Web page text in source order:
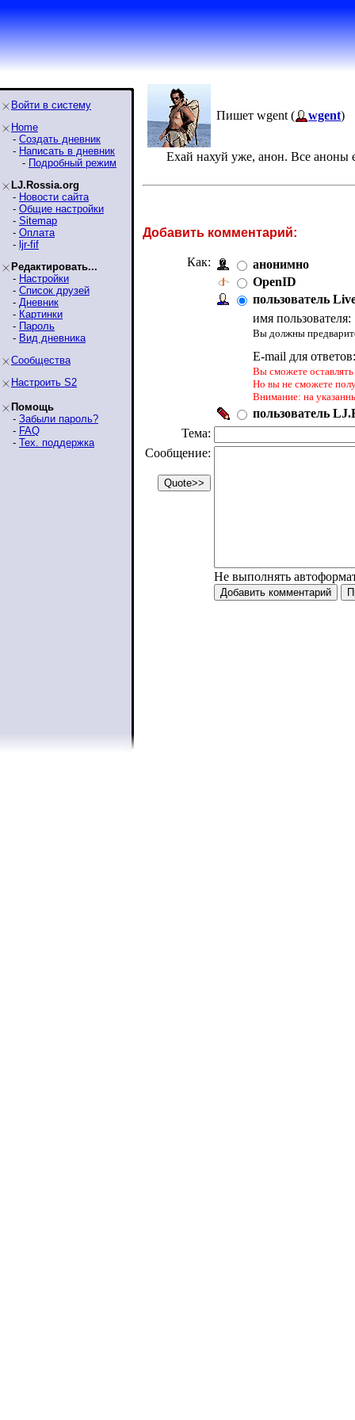
Войти в систему
Home
- Создать дневник
- Написать в дневник
- Подробный режим
LJ.Rossia.org
- Новости сайта
- Общие настройки
- Sitemap
- Оплата
- ljr-fif
Редактировать...
- Настройки
- Список друзей
- Дневник
- Картинки
- Пароль
- Вид дневника
Сообщества
Настроить S2
Помощь
- Забыли пароль?
- FAQ
- Тех. поддержка
Пишет wgent ( wgent)
Ехай нахуй уже, анон. Все аноны
Добавить комментарий:
Как:
анонимно
OpenID
пользователь
имя пользователя:
Вы должны
E-mail для
Вы сможете
Но вы не сможете
Внимание: на
пользователь
Тема:
Сообщение:
Не выполнять